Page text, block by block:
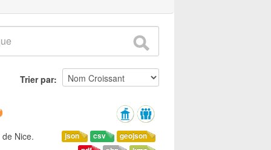
Trier par
geojson
csv
json
Nice.